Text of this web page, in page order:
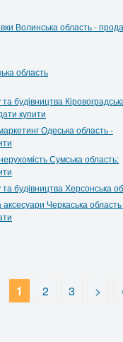
Волинська область -
область
будівництва
купити
Одеська область -
Сумська область:
будівництва Херсонська
Черкаська
1 2 3 >